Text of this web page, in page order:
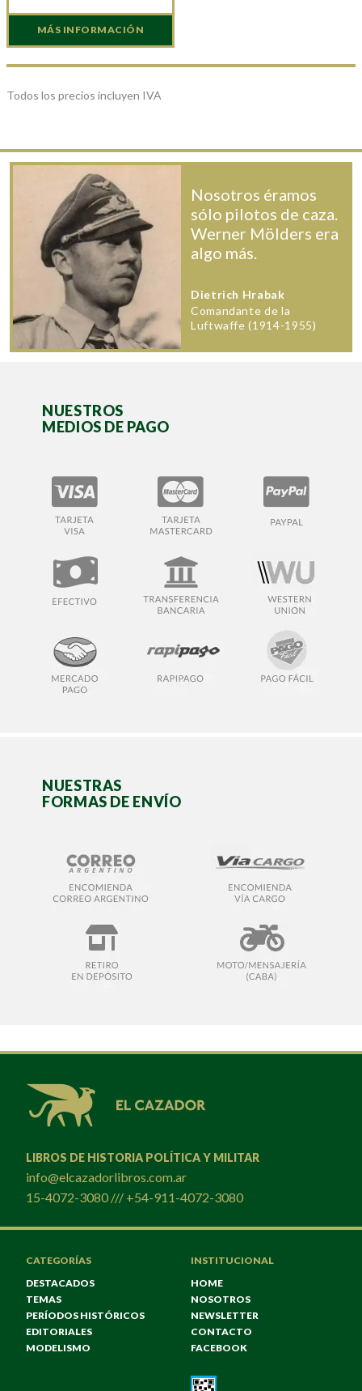
MÁS INFORMACIÓN
Todos los precios incluyen IVA
Nosotros éramos
sólo pilotos de caza.
Werner Mölders era
algo más.
Dietrich Hrabak
Comandante de la
Luftwaffe (1914-1955)
NUESTROS
MEDIOS DE PAGO
NUESTRAS
FORMAS DE ENVÍO
LIBROS DE HISTORIA POLÍTICA Y MILITAR
info@elcazadorlibros.com.ar
15-4072-3080 /// +54-911-4072-3080
CATEGORÍAS
DESTACADOS
TEMAS
PERÍODOS HISTÓRICOS
EDITORIALES
MODELISMO
INSTITUCIONAL
HOME
NOSOTROS
NEWSLETTER
CONTACTO
FACEBOOK